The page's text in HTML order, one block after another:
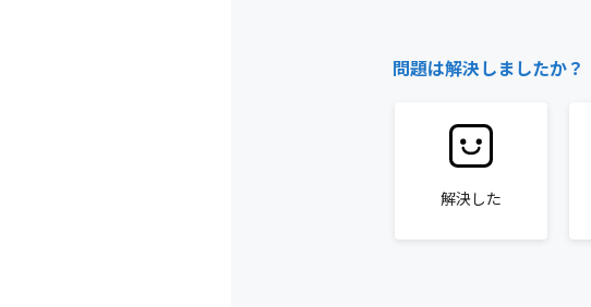
問題は解決しましたか？
解決した